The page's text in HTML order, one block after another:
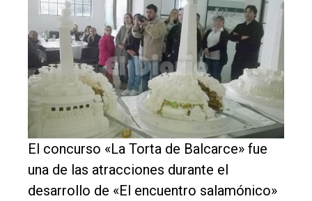
El
único
DIARIO
El concurso «La Torta de Balcarce» fue
una de las atracciones durante el
desarrollo de «El encuentro salamónico»